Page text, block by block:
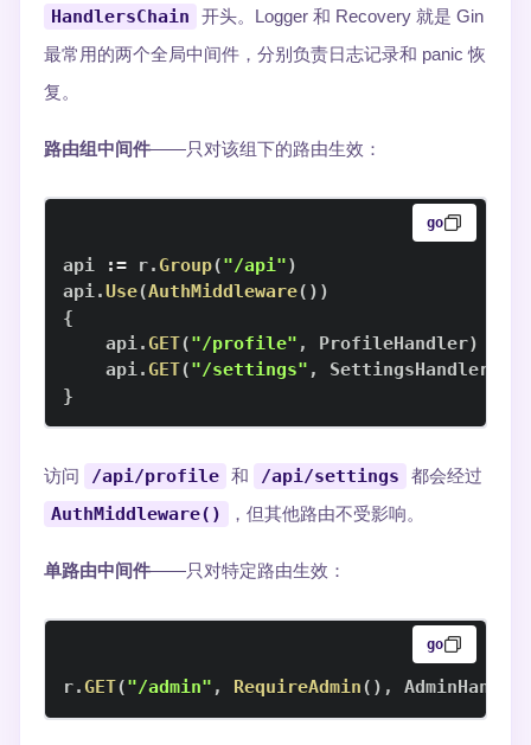
HandlersChain
开头。Logger 和 Recovery 就是 Gin
最常用的两个全局中间件，分别负责日志记录和 panic 恢
复。
路由组中间件——只对该组下的路由生效：
go
api := r.Group("/api")
api.Use(AuthMiddleware( ) )
{
    api
.GET("/profile" , ProfileHandler)
    api
.GET("/settings" , SettingsHandler
}
访问 /api/profile 和 /api/settings 都会经过
AuthMiddleware() ，但其他路由不受影响。
单路由中间件——只对特定路由生效：
go
r.GET("/admin" , RequireAdmin( ) , AdminHandler